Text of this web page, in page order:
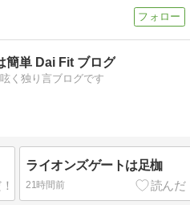
簡単 Dai Fit ブログ
く独り言ブログです
ライオンズゲートは足枷
21時間前